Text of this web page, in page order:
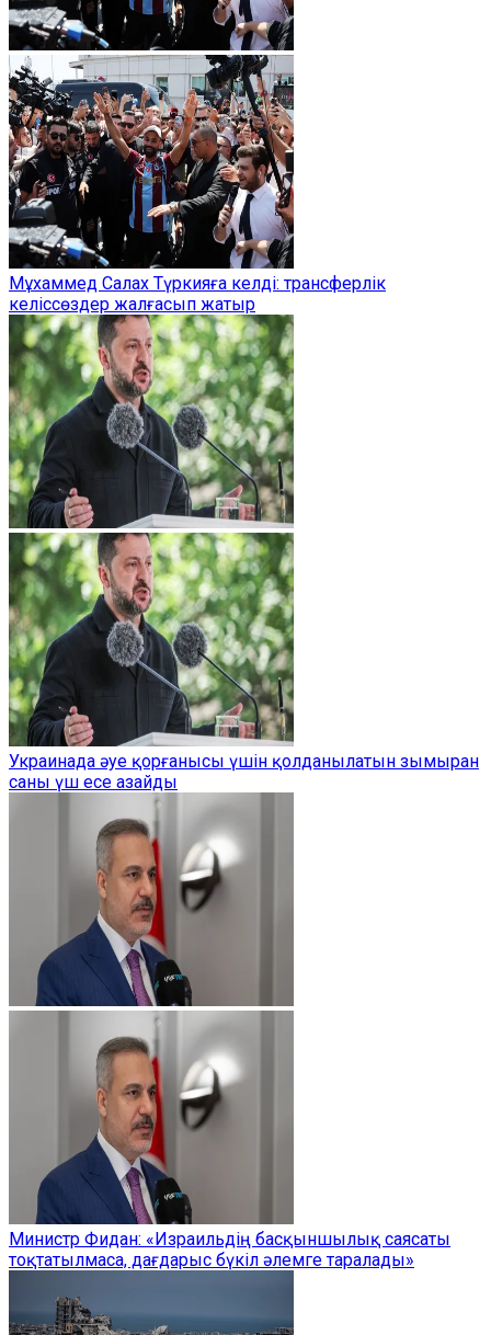
Мұхаммед Салах Түркияға келді: трансферлік
келіссөздер жалғасып жатыр
Украинада әуе қорғанысы үшін қолданылатын зымыран
саны үш есе азайды
Министр Фидан: «Израильдің басқыншылық саясаты
тоқтатылмаса, дағдарыс бүкіл әлемге таралады»